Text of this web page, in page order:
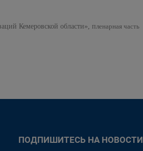
Кемеровской области», пленарная часть
ПОДПИШИТЕСЬ НА НОВОСТИ